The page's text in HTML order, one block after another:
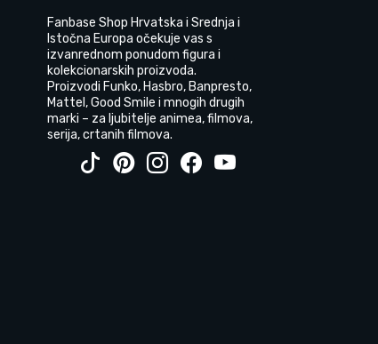
Fanbase Shop Hrvatska i Srednja i
Istočna Europa očekuje vas s
izvanrednom ponudom figura i
kolekcionarskih proizvoda.
Proizvodi Funko, Hasbro, Banpresto,
Mattel, Good Smile i mnogih drugih
marki – za ljubitelje animea, filmova,
serija, crtanih filmova.